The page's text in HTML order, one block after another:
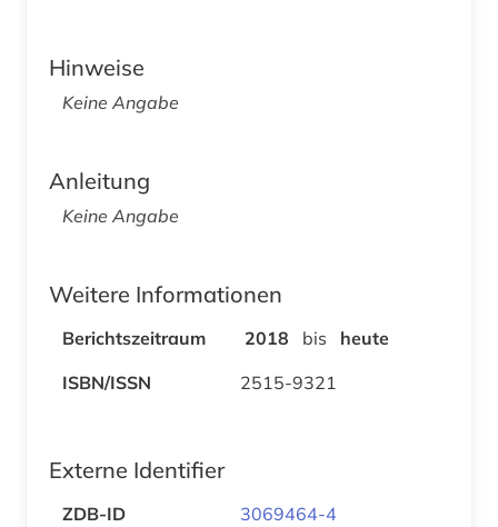
Hinweise
Keine Angabe
Anleitung
Keine Angabe
Weitere Informationen
Berichtszeitraum 2018 bis
heute
ISBN/ISSN
2515-9321
Externe Identifier
ZDB-ID 3069464-4